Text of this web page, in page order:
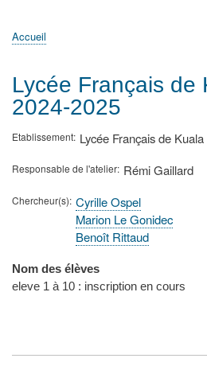
Accueil
ActualitésMATh.en.JEANS ?
Régions et Ateliers
Créer, gérer un atelier
Sujets/Publications
Congrès
d'Ariane
Accueil
Lycée Français de
2024-2025
Etablissement Lycée Français de
Responsable de l'atelier Rémi Gaillard
Chercheur(s) Cyrille Ospel
Marion Le Gonidec
Benoît Rittaud
Nom des élèves
eleve 1 à 10 : inscription en cours